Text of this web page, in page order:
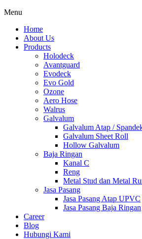
Menu
Home
About Us
Products
Holodeck
Avantguard
Evodeck
Evo Gold
Ozone
Aero Hose
Walrus
Galvalum
Galvalum Atap /
Galvalum Sheet Roll
Hollow Galvalum
Baja Ringan
Kanal C
Reng
Metal Stud dan Metal
Jasa Pasang
Jasa Pasang Atap UPVC
Jasa Pasang Baja Ringan
Career
Blog
Hubungi Kami